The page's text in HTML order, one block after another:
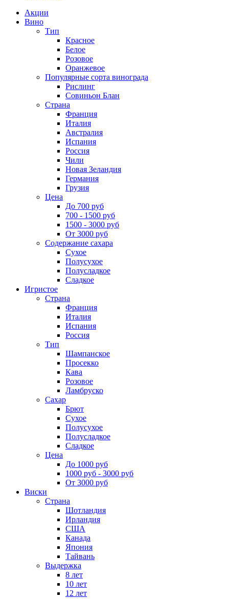
Акции
Вино
Тип
Красное
Белое
Розовое
Оранжевое
Популярные сорта винограда
Рислинг
Совиньон Блан
Страна
Франция
Италия
Австралия
Испания
Россия
Чили
Новая Зеландия
Германия
Грузия
Цена
До 700 руб
700 - 1500 руб
1500 - 3000 руб
От 3000 руб
Содержание сахара
Сухое
Полусухое
Полусладкое
Сладкое
Игристое
Страна
Франция
Италия
Испания
Россия
Тип
Шампанское
Просекко
Кава
Розовое
Ламбруско
Сахар
Брют
Сухое
Полусухое
Полусладкое
Сладкое
Цена
До 1000 руб
1000 руб - 3000 руб
От 3000 руб
Виски
Страна
Шотландия
Ирландия
США
Канада
Япония
Тайвань
Выдержка
8 лет
10 лет
12 лет